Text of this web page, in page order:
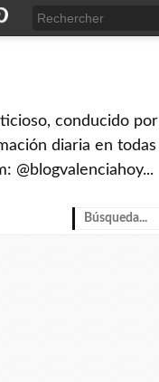
conducido por
diaria en todas
@blogvalenciahoy...